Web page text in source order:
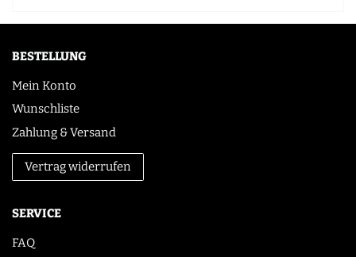
BESTELLUNG
Mein Konto
Wunschliste
Zahlung & Versand
Vertrag widerrufen
SERVICE
FAQ